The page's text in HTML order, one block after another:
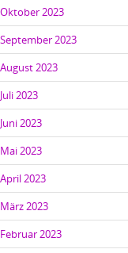
Oktober 2023
September 2023
August 2023
Juli 2023
Juni 2023
Mai 2023
April 2023
März 2023
Februar 2023